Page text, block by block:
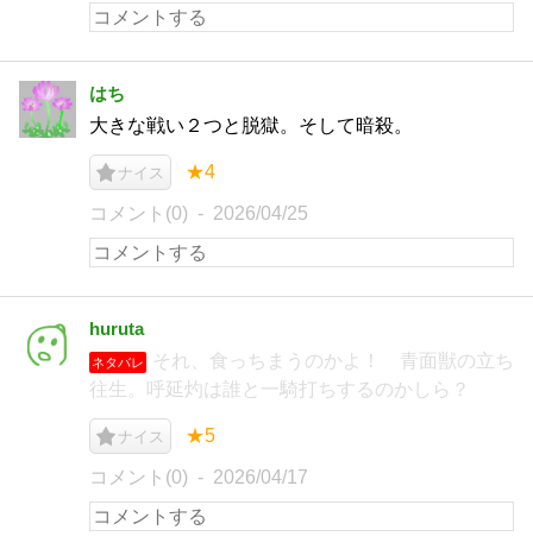
はち
大きな戦い２つと脱獄。そして暗殺。
ナイス ★4
コメント(0) 2026/04/25
huruta
ネタバレ
それ、食っちまうのかよ！ 青面獣の立ち
往生。呼延灼は誰と一騎打ちするのかしら？
ナイス ★5
コメント(0) 2026/04/17